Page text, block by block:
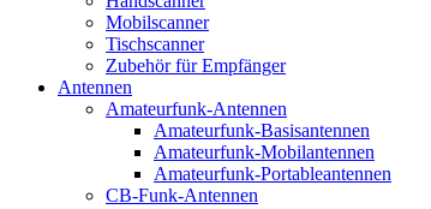
Mobilscanner
Tischscanner
Zubehör für Empfänger
Antennen
Amateurfunk-Antennen
Amateurfunk-Basisantennen
Amateurfunk-Mobilantennen
Amateurfunk-Portableantennen
CB-Funk-Antennen